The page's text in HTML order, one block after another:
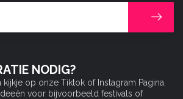
NODIG?
kijkje op onze Tiktok of Instagram Pagina.
voor bijvoorbeeld festivals of